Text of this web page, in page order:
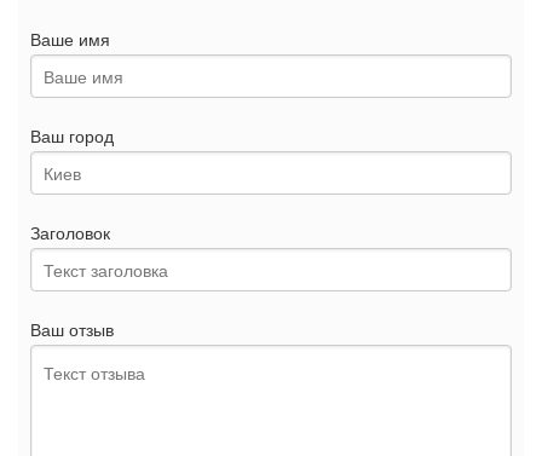
Ваше имя
Ваш город
Заголовок
Ваш отзыв